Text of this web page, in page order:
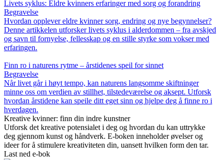
Livets syklus: Eldre kvinners erfaringer med sorg og forandring
Begravelse
Hvordan opplever eldre kvinner sorg, endring og nye begynnelser?
Denne artikkelen utforsker livets syklus i alderdommen – fra avskjed
og savn til fornyelse, fellesskap og en stille styrke som vokser med
erfaringen.
Finn ro i naturens rytme – årstidenes speil for sinnet
Begravelse
Når livet går i høyt tempo, kan naturens langsomme skiftninger
minne oss om verdien av stillhet, tilstedeværelse og aksept. Utforsk
hvordan årstidene kan speile ditt eget sinn og hjelpe deg å finne ro i
hverdagen.
Kreative kvinner: finn din indre kunstner
Utforsk det kreative potensialet i deg og hvordan du kan uttrykke
deg gjennom kunst og håndverk. E-boken inneholder øvelser og
ideer for å stimulere kreativiteten din, uansett hvilken form den tar.
Last ned e-bok